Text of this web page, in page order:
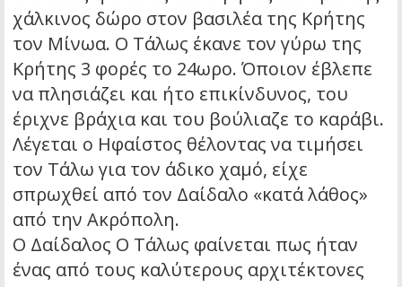
χάλκινος δώρο στον βασιλέα της Κρήτης
τον Μίνωα. Ο Τάλως έκανε τον γύρω της
Κρήτης 3 φορές το 24ωρο. Όποιον έβλεπε
να πλησιάζει και ήτο επικίνδυνος, του
έριχνε βράχια και του βούλιαζε το καράβι.
Λέγεται ο Ηφαίστος θέλοντας να τιμήσει
τον Τάλω για τον άδικο χαμό, είχε
σπρωχθεί από τον Δαίδαλο «κατά λάθος»
από την Ακρόπολη.
Ο Δαίδαλος Ο Τάλως φαίνεται πως ήταν
ένας από τους καλύτερους αρχιτέκτονες